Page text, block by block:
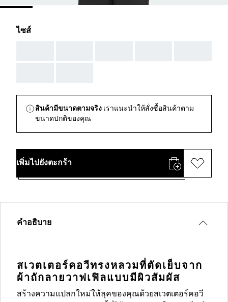
ไซส์
สินค้ามีขนาดตามจริง เราแนะนำให้สั่งซื้อสินค้าตาม
ขนาดปกติของคุณ
เพิ่มไปยังตะกร้า
คำอธิบาย
สเวตเตอร์คอวีทรงหลวมที่ตัดเย็บจาก
ผ้าถักลายวาฟเฟิลแบบมีผิวสัมผัส
สร้างความแปลกใหม่ให้ลุคของคุณด้วยสเวตเตอร์คอวี